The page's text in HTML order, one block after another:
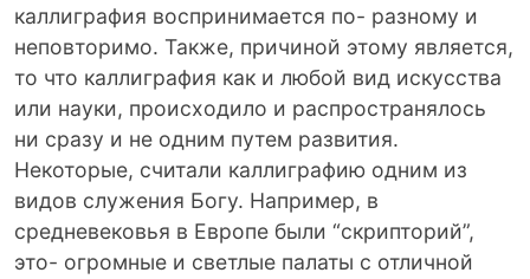
каллиграфия воспринимается по- разному и
неповторимо. Также, причиной этому является,
то что каллиграфия как и любой вид искусства
или науки, происходило и распространялось
ни сразу и не одним путем развития.
Некоторые, считали каллиграфию одним из
видов служения Богу. Например, в
средневековья в Европе были “скрипторий”,
это- огромные и светлые палаты с отличной